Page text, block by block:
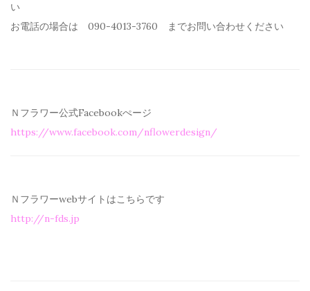
い
お電話の場合は 090-4013-3760 までお問い合わせください
Ｎフラワー公式Facebookぺージ
https://www.facebook.com/nflowerdesign/
Ｎフラワーwebサイトはこちらです
http://n-fds.jp